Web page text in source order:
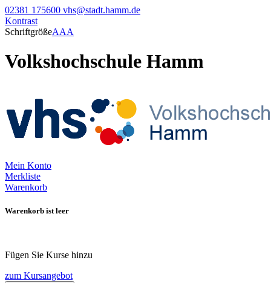
02381 175600 vhs@stadt.hamm.de
Kontrast
SchriftgrößeAAA
Volkshochschule Hamm
Mein Konto
Merkliste
Warenkorb
Warenkorb ist leer
Fügen Sie Kurse hinzu
zum Kursangebot